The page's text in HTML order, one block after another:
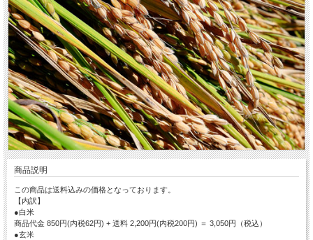
商品説明
この商品は送料込みの価格となっております。
【内訳】
●白米
商品代金 850円(内税62円) + 送料 2,200円(内税200円) ＝ 3,050円（税込）
●玄米